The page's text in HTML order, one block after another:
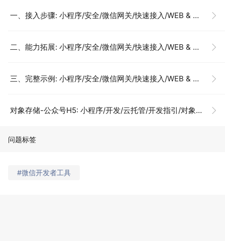
一、接入步骤: 小程序/安全/微信网关/快速接入/WEB & H5 使用微信网关
二、能力拓展: 小程序/安全/微信网关/快速接入/WEB & H5 使用微信网关
三、完整示例: 小程序/安全/微信网关/快速接入/WEB & H5 使用微信网关
对象存储-公众号H5: 小程序/开发/云托管/开发指引/对象存储/公众号H5
问题标签
#微信开发者工具